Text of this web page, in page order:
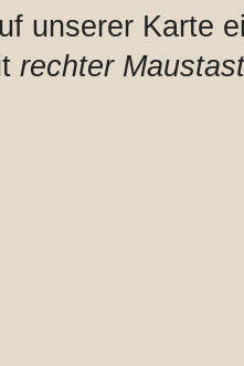
unserer Karte
rechter